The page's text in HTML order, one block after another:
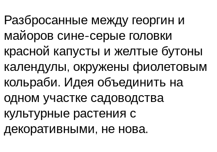
Разбросанные между георгин и
майоров сине-серые головки
красной капусты и желтые бутоны
календулы, окружены фиолетовым
кольраби. Идея объединить на
одном участке садоводства
культурные растения с
декоративными, не нова.